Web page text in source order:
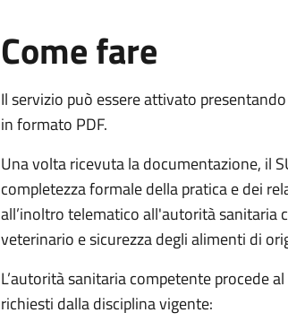
Come fare
Il servizio può essere attivato
in formato PDF.
Una volta ricevuta la documentazione, il
completezza formale della pratica e dei
all’inoltro telematico all'autorità sanitaria
veterinario e sicurezza degli alimenti di
L’autorità sanitaria competente procede
richiesti dalla disciplina vigente: